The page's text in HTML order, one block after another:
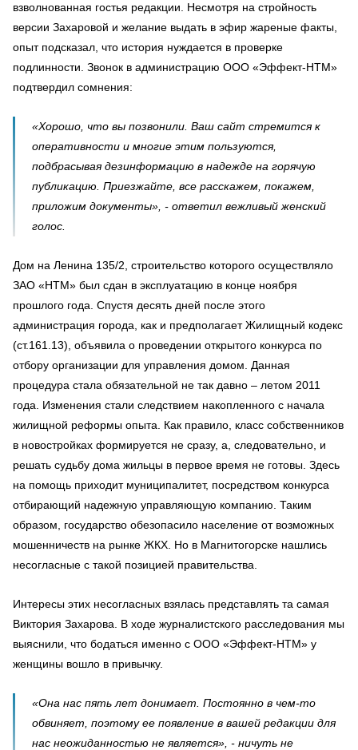
взволнованная гостья редакции. Несмотря на стройность
версии Захаровой и желание выдать в эфир жареные факты,
опыт подсказал, что история нуждается в проверке
подлинности. Звонок в администрацию ООО «Эффект-НТМ»
подтвердил сомнения:
«Хорошо, что вы позвонили. Ваш сайт стремится к
оперативности и многие этим пользуются,
подбрасывая дезинформацию в надежде на горячую
публикацию. Приезжайте, все расскажем, покажем,
приложим документы», - ответил вежливый женский
голос.
Дом на Ленина 135/2, строительство которого осуществляло
ЗАО «НТМ» был сдан в эксплуатацию в конце ноября
прошлого года. Спустя десять дней после этого
администрация города, как и предполагает Жилищный кодекс
(ст.161.13), объявила о проведении открытого конкурса по
отбору организации для управления домом. Данная
процедура стала обязательной не так давно – летом 2011
года. Изменения стали следствием накопленного с начала
жилищной реформы опыта. Как правило, класс собственников
в новостройках формируется не сразу, а, следовательно, и
решать судьбу дома жильцы в первое время не готовы. Здесь
на помощь приходит муниципалитет, посредством конкурса
отбирающий надежную управляющую компанию. Таким
образом, государство обезопасило население от возможных
мошенничеств на рынке ЖКХ. Но в Магнитогорске нашлись
несогласные с такой позицией правительства.
Интересы этих несогласных взялась представлять та самая
Виктория Захарова. В ходе журналистского расследования мы
выяснили, что бодаться именно с ООО «Эффект-НТМ» у
женщины вошло в привычку.
«Она нас пять лет донимает. Постоянно в чем-то
обвиняет, поэтому ее появление в вашей редакции для
нас неожиданностью не является», - ничуть не